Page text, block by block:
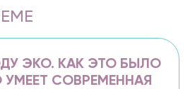
ЭКО. КАК ЭТО БЫЛО
УМЕЕТ СОВРЕМЕННАЯ